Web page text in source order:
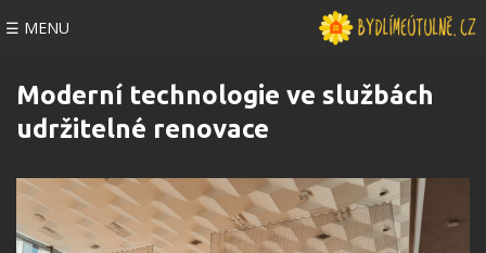
☰ MENU
Moderní technologie ve službách
udržitelné renovace